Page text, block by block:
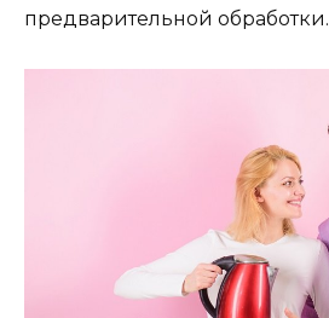
предварительной обработки.